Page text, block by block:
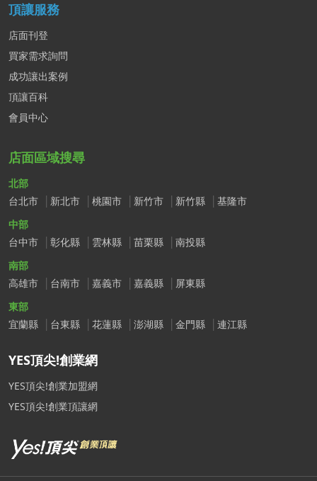
頂讓服務
店面刊登
買家需求詢問
成功讓出案例
頂讓百科
會員中心
店面區域搜尋
北部
台北市
新北市 桃園市 新竹市 新竹縣
基隆市
中部
台中市
彰化縣 雲林縣 苗栗縣
南投縣
南部
高雄市
台南市 嘉義市 嘉義縣
屏東縣
東部
宜蘭縣
台東縣 花蓮縣 澎湖縣 金門縣 連江縣
YES頂尖!創業網
YES頂尖!創業加盟網
YES頂尖!創業頂讓網